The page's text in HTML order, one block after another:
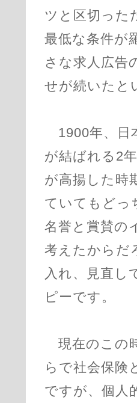
ツと区切った
最低な条件が
さな求人広告
せが続いたと
1900年、日
が結ばれる2
が高揚した時
ていてもどっ
名誉と賞賛の
考えたからだ
入れ、見直し
ピーです。
現在のこの
らで社会保険
ですが、個人